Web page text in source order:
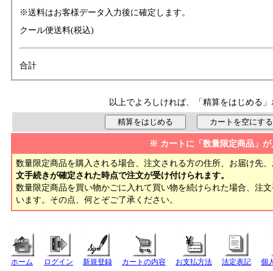
※送料はお客様データ入力後に確定します。
クール便送料(税込)
合計
以上でよろしければ、「精算をはじめる
※ カートに「数量限定商品」
数量限定商品を購入される場合、注文される方の住所、お届け先
文手続きが確定された時点で注文が受け付けられます。
数量限定商品を買い物かごに入れて買い物を続けられた場合、注
います。その点、何とぞご了承ください。
ホーム ログイン 新規登録 カートの内容 お支払方法 法定表記 個